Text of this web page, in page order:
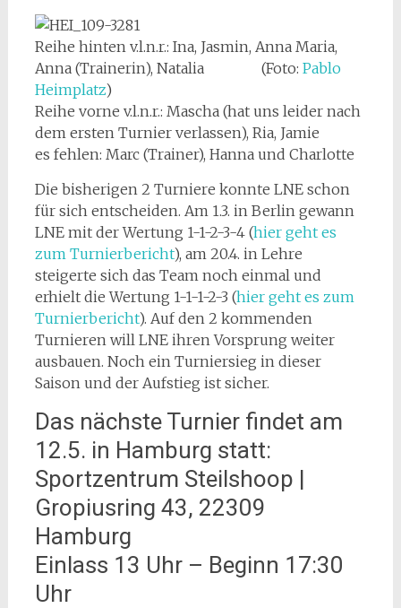
Reihe hinten v.l.n.r.: Ina, Jasmin, Anna Maria,
Anna (Trainerin), Natalia (Foto: Pablo
Heimplatz)
Reihe vorne v.l.n.r.: Mascha (hat uns leider nach
dem ersten Turnier verlassen), Ria, Jamie
es fehlen: Marc (Trainer), Hanna und Charlotte
Die bisherigen 2 Turniere konnte LNE schon
für sich entscheiden. Am 1.3. in Berlin gewann
LNE mit der Wertung 1-1-2-3-4 (hier geht es
zum Turnierbericht), am 20.4. in Lehre
steigerte sich das Team noch einmal und
erhielt die Wertung 1-1-1-2-3 (hier geht es zum
Turnierbericht). Auf den 2 kommenden
Turnieren will LNE ihren Vorsprung weiter
ausbauen. Noch ein Turniersieg in dieser
Saison und der Aufstieg ist sicher.
Das nächste Turnier findet am
12.5. in Hamburg statt:
Sportzentrum Steilshoop |
Gropiusring 43, 22309
Hamburg
Einlass 13 Uhr – Beginn 17:30
Uhr